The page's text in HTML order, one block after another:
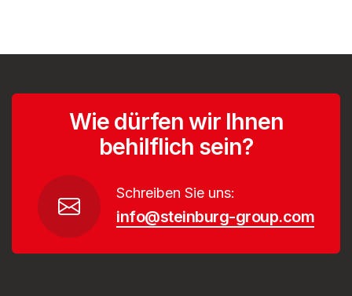
Wie dürfen wir Ihnen
behilflich sein?
Schreiben Sie uns:
info@steinburg-group.com